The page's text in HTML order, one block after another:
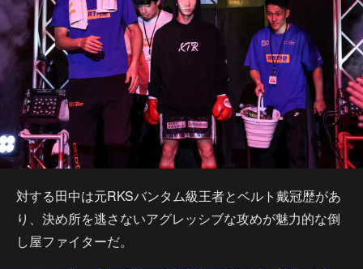
対する田中は元RKSバンタム級王者とベルト戴冠歴があ
り、決め所を逃さないアグレッシブな攻めが魅力的な倒
し屋ファイターだ。